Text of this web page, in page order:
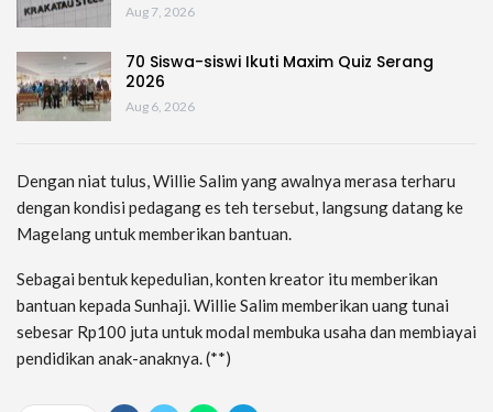
Aug 7, 2026
70 Siswa-siswi Ikuti Maxim Quiz Serang
2026
Aug 6, 2026
Dengan niat tulus, Willie Salim yang awalnya merasa terharu
dengan kondisi pedagang es teh tersebut, langsung datang ke
Magelang untuk memberikan bantuan.
Sebagai bentuk kepedulian, konten kreator itu memberikan
bantuan kepada Sunhaji. Willie Salim memberikan uang tunai
sebesar Rp100 juta untuk modal membuka usaha dan membiayai
pendidikan anak-anaknya. (**)